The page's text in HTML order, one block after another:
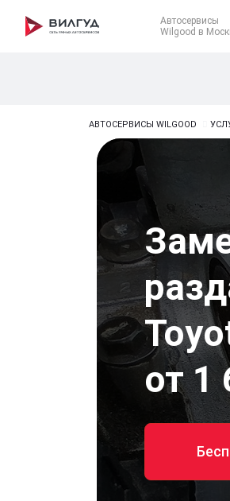
Автосервисы
Wilgood в
АВТОСЕРВИСЫ WILGOOD
от 1